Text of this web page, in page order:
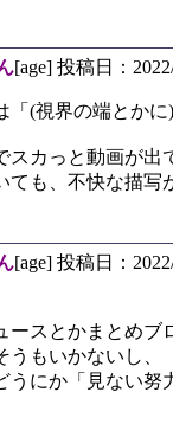
[age] 投稿日：
「(視界の端とか
スカっと動画が出
も、不快な描写
[age] 投稿日：
ースとかまとめ
もいかないし、
うにか「見ない